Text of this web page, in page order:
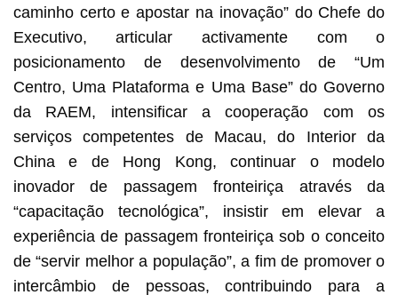
caminho certo e apostar na inovação” do Chefe do
Executivo, articular activamente com o
posicionamento de desenvolvimento de “Um
Centro, Uma Plataforma e Uma Base” do Governo
da RAEM, intensificar a cooperação com os
serviços competentes de Macau, do Interior da
China e de Hong Kong, continuar o modelo
inovador de passagem fronteiriça através da
“capacitação tecnológica”, insistir em elevar a
experiência de passagem fronteiriça sob o conceito
de “servir melhor a população”, a fim de promover o
intercâmbio de pessoas, contribuindo para a